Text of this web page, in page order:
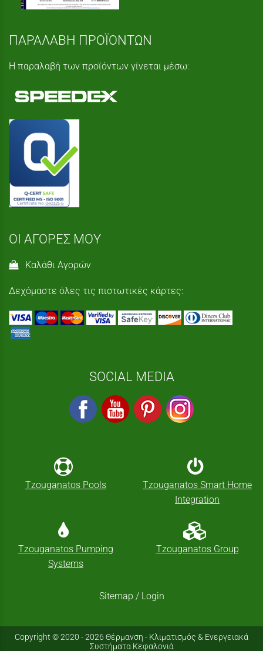
ΠΑΡΑΛΑΒΗ ΠΡΟΪΟΝΤΩΝ
Η παραλαβή των προϊόντων γίνεται μέσω:
ΟΙ ΑΓΟΡΕΣ ΜΟΥ
Καλάθι Αγορών
Δεχόμαστε όλες τις πιστωτικές κάρτες:
SOCIAL MEDIA
Tzouganatos Pools
Tzouganatos Smart Home
Integration
Tzouganatos Pumping
Systems
Tzouganatos Group
Sitemap / Login
Copyright © 2020 - 2026 Θέρμανση - Κλιματισμός & Ενεργειακά
Συστήματα Κεφαλονιά